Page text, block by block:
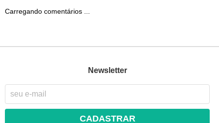
Carregando comentários ...
Newsletter
CADASTRAR